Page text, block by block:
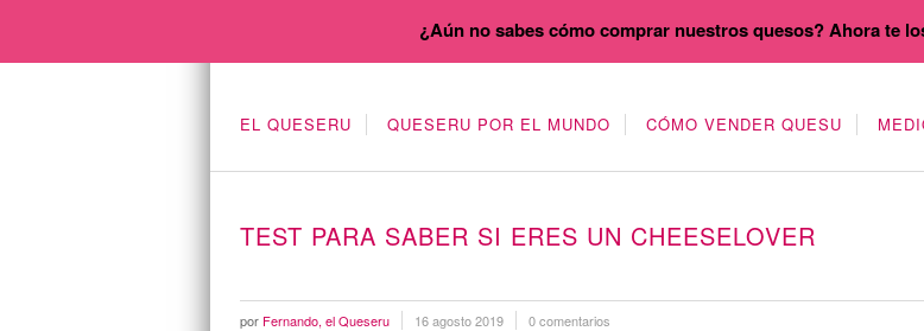
EL QUESERU QUESERU POR EL MUNDO CÓMO VENDER QUESU
TEST PARA SABER SI ERES UN CHEESELOVER
por Fernando, el Queseru 16 agosto 2019 0 comentarios
¿Aún no sabes cómo comprar nuestros quesos? Ahora te